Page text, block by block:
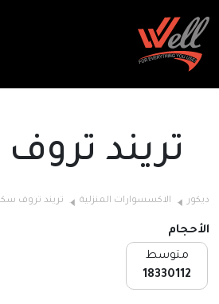
تريند
ديكور الاكسسوارات المنزلية تريند تروف
الأحجام
متوسط
18330112